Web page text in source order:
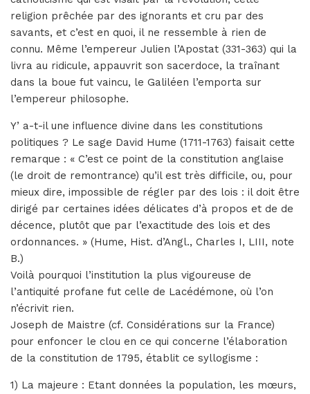
religion prêchée par des ignorants et cru par des
savants, et c’est en quoi, il ne ressemble à rien de
connu. Même l’empereur Julien l’Apostat (331-363) qui la
livra au ridicule, appauvrit son sacerdoce, la traînant
dans la boue fut vaincu, le Galiléen l’emporta sur
l’empereur philosophe.
Y’ a-t-il une influence divine dans les constitutions
politiques ? Le sage David Hume (1711-1763) faisait cette
remarque : « C’est ce point de la constitution anglaise
(le droit de remontrance) qu’il est très difficile, ou, pour
mieux dire, impossible de régler par des lois : il doit être
dirigé par certaines idées délicates d’à propos et de de
décence, plutôt que par l’exactitude des lois et des
ordonnances. » (Hume, Hist. d’Angl., Charles I, LIII, note
B.)
Voilà pourquoi l’institution la plus vigoureuse de
l’antiquité profane fut celle de Lacédémone, où l’on
n’écrivit rien.
Joseph de Maistre (cf. Considérations sur la France)
pour enfoncer le clou en ce qui concerne l’élaboration
de la constitution de 1795, établit ce syllogisme :
1) La majeure : Etant données la population, les mœurs,